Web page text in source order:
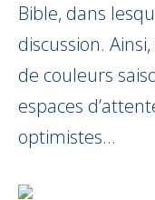
Bible, dans
discussion.
de couleurs
espaces
optimistes…